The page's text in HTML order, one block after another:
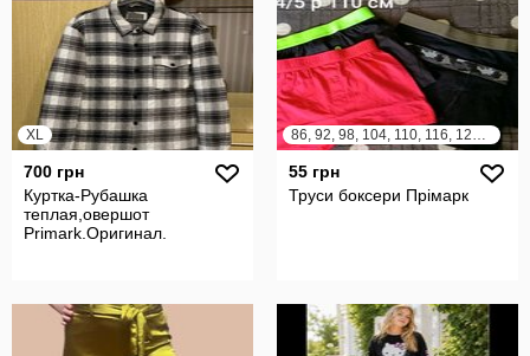
XL
700 грн
Куртка-Рубашка
теплая,овершот
Primark.Оригинал.
86, 92, 98, 104, 110, 116, 122, 128, 134, 140, 146, 152, 158, 164
55 грн
Труси боксери Прімарк